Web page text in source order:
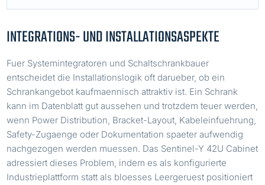
INTEGRATIONS- UND INSTALLATIONSASPEKTE
Fuer Systemintegratoren und Schaltschrankbauer
entscheidet die Installationslogik oft darueber, ob ein
Schrankangebot kaufmaennisch attraktiv ist. Ein Schrank
kann im Datenblatt gut aussehen und trotzdem teuer werden,
wenn Power Distribution, Bracket-Layout, Kabeleinfuehrung,
Safety-Zugaenge oder Dokumentation spaeter aufwendig
nachgezogen werden muessen. Das Sentinel-Y 42U Cabinet
adressiert dieses Problem, indem es als konfigurierte
Industrieplattform statt als bloesses Leergeruest positioniert